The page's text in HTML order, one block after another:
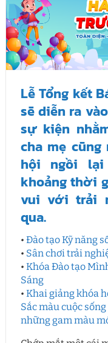
Lễ Tổng kết
sẽ diễn ra
sự kiện
cha mẹ
hội ngồi
khoảng thời
vui với trải
qua.
• Đào tạo Kỹ năng
• Sân chơi trải
• Khóa Đào tạo
Sáng
• Khai giảng khóa
Sắc màu cuộc
những gam màu